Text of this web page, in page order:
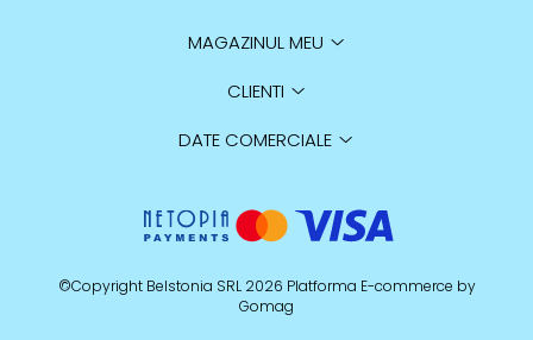
MAGAZINUL MEU
CLIENTI
DATE COMERCIALE
©Copyright Belstonia SRL 2026 Platforma E-commerce by
Gomag